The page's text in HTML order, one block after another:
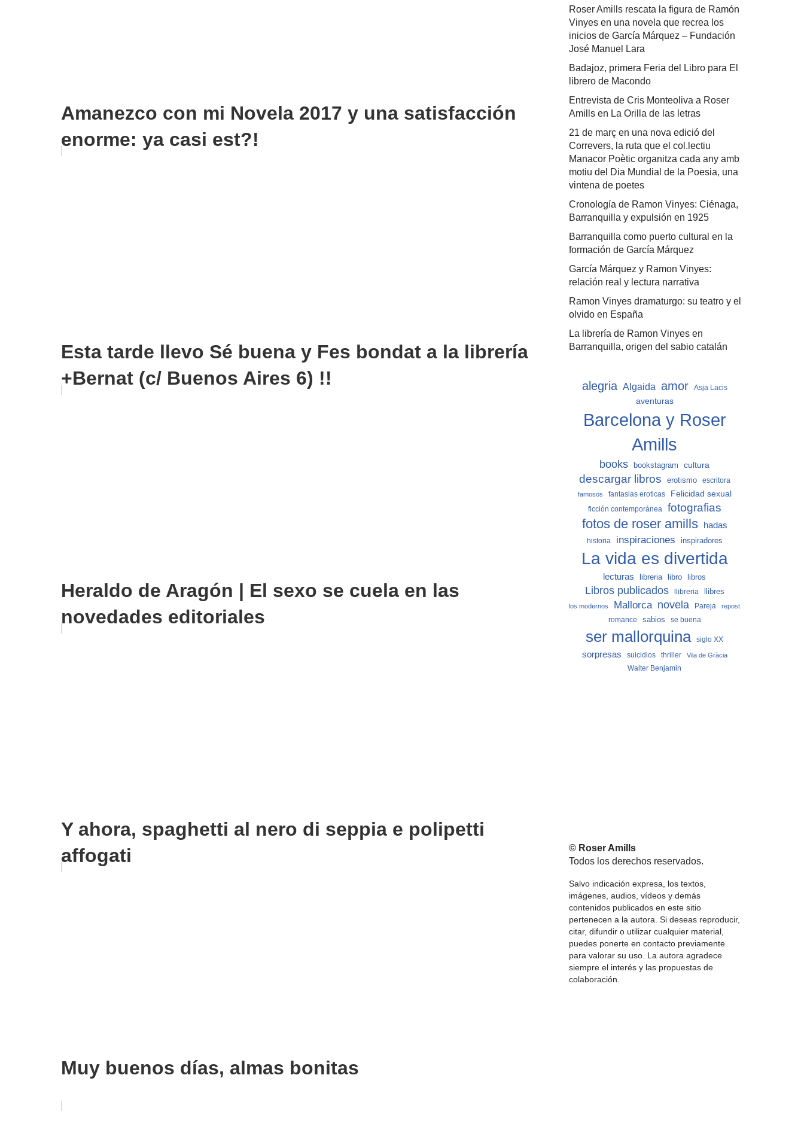
Amanezco con mi Novela 2017 y una satisfacción
enorme: ya casi est?!
Esta tarde llevo Sé buena y Fes bondat a la librería
+Bernat (c/ Buenos Aires 6) !!
Heraldo de Aragón | El sexo se cuela en las
novedades editoriales
Y ahora, spaghetti al nero di seppia e polipetti
affogati
Muy buenos días, almas bonitas
Roser Amills rescata la figura de Ramón
Vinyes en una novela que recrea los
inicios de García Márquez – Fundación
José Manuel Lara
Badajoz, primera Feria del Libro para El
librero de Macondo
Entrevista de Cris Monteoliva a Roser
Amills en La Orilla de las letras
21 de març en una nova edició del
Correvers, la ruta que el col.lectiu
Manacor Poètic organitza cada any amb
motiu del Dia Mundial de la Poesia, una
vintena de poetes
Cronología de Ramon Vinyes: Ciénaga,
Barranquilla y expulsión en 1925
Barranquilla como puerto cultural en la
formación de García Márquez
García Márquez y Ramon Vinyes:
relación real y lectura narrativa
Ramon Vinyes dramaturgo: su teatro y el
olvido en España
La librería de Ramon Vinyes en
Barranquilla, origen del sabio catalán
alegria Algaida amor Asja Lacis
aventuras
Barcelona y Roser
Amills
books bookstagram cultura
descargar libros erotismo escritora
famosos fantasias eroticas Felicidad sexual
ficción contemporánea fotografias
fotos de roser amills hadas
historia inspiraciones inspiradores
La vida es divertida
lecturas libreria libro libros
Libros publicados llibreria llibres
los modernos Mallorca novela Pareja repost
romance sabios se buena
ser mallorquina siglo XX
sorpresas suicidios thriller
Vila de Gràcia
Walter Benjamin
© Roser Amills
Todos los derechos reservados.
Salvo indicación expresa, los textos,
imágenes, audios, vídeos y demás
contenidos publicados en este sitio
pertenecen a la autora. Si deseas reproducir,
citar, difundir o utilizar cualquier material,
puedes ponerte en contacto previamente
para valorar su uso. La autora agradece
siempre el interés y las propuestas de
colaboración.